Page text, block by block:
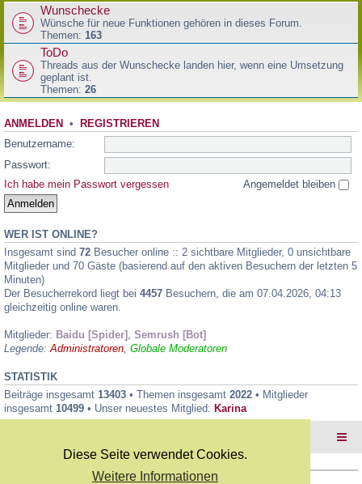
Diese Seite verwendet Cookies.
Weitere Informationen
Wunschecke
Wünsche für neue Funktionen gehören in dieses Forum.
Themen: 163
ToDo
Threads aus der Wunschecke landen hier, wenn eine Umsetzung
geplant ist.
Themen: 26
ANMELDEN • REGISTRIEREN
Benutzername:
Passwort:
Ich habe mein Passwort vergessen
Angemeldet bleiben
WER IST ONLINE?
Insgesamt sind 72 Besucher online :: 2 sichtbare Mitglieder, 0 unsichtbare
Mitglieder und 70 Gäste (basierend auf den aktiven Besuchern der letzten 5
Minuten)
Der Besucherrekord liegt bei 4457 Besuchern, die am 07.04.2026, 04:13
gleichzeitig online waren.
Mitglieder: Baidu [Spider] , Semrush [Bot]
Legende:Administratoren, Globale Moderatoren
STATISTIK
Beiträge insgesamt 13403 • Themen insgesamt 2022 • Mitglieder
insgesamt 10499 • Unser neuestes Mitglied: Karina